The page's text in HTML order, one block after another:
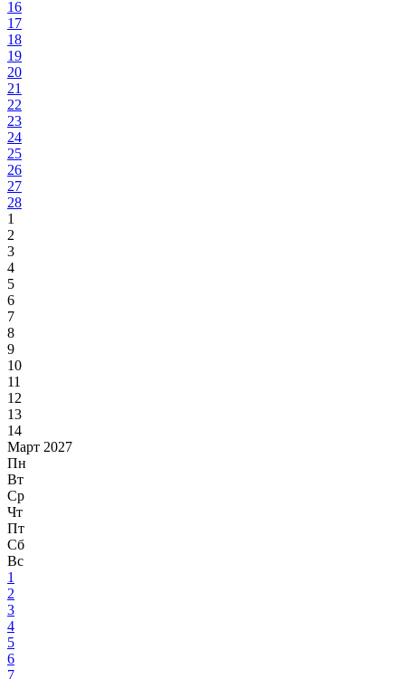
16
17
18
19
20
21
22
23
24
25
26
27
28
1
2
3
4
5
6
7
8
9
10
11
12
13
14
Март 2027
Пн
Вт
Ср
Чт
Пт
Сб
Вс
1
2
3
4
5
6
7